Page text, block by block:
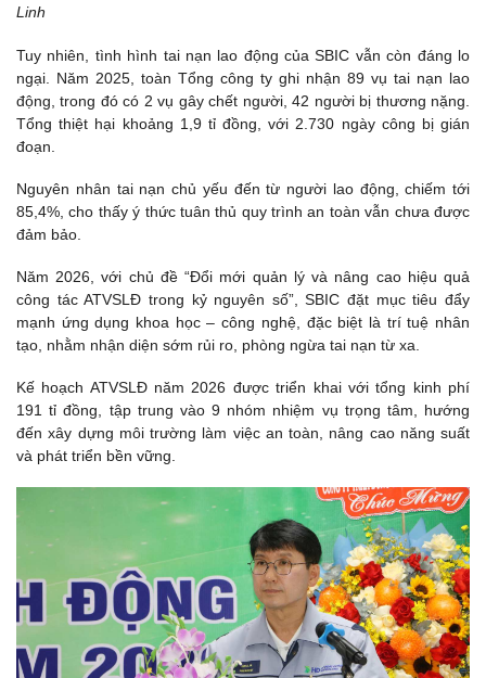
Linh
Tuy nhiên, tình hình tai nạn lao động của SBIC vẫn còn đáng lo
ngại. Năm 2025, toàn Tổng công ty ghi nhận 89 vụ tai nạn lao
động, trong đó có 2 vụ gây chết người, 42 người bị thương nặng.
Tổng thiệt hại khoảng 1,9 tỉ đồng, với 2.730 ngày công bị gián
đoạn.
Nguyên nhân tai nạn chủ yếu đến từ người lao động, chiếm tới
85,4%, cho thấy ý thức tuân thủ quy trình an toàn vẫn chưa được
đảm bảo.
Năm 2026, với chủ đề “Đổi mới quản lý và nâng cao hiệu quả
công tác ATVSLĐ trong kỷ nguyên số”, SBIC đặt mục tiêu đẩy
mạnh ứng dụng khoa học – công nghệ, đặc biệt là trí tuệ nhân
tạo, nhằm nhận diện sớm rủi ro, phòng ngừa tai nạn từ xa.
Kế hoạch ATVSLĐ năm 2026 được triển khai với tổng kinh phí
191 tỉ đồng, tập trung vào 9 nhóm nhiệm vụ trọng tâm, hướng
đến xây dựng môi trường làm việc an toàn, nâng cao năng suất
và phát triển bền vững.